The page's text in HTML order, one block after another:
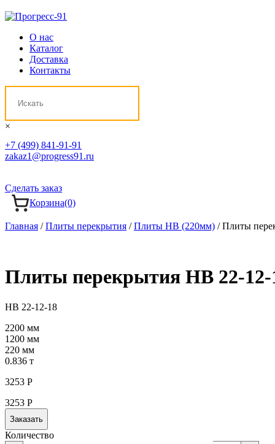
О нас
Каталог
Доставка
Контакты
×
+7 (499) 841-91-91
zakaz1@progress91.ru
Сделать заказ
Корзина(0)
Главная /Плиты перекрытия /Плиты НВ (220мм) / Плиты
Плиты перекрытия НВ 22-12-
НВ 22-12-18
2200 мм
1200 мм
220 мм
0.836 т
3253 Р
3253 Р
Заказать
Количество